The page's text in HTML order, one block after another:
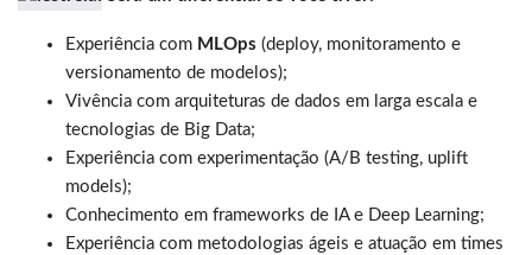
Experiência com MLOps (deploy, monitoramento e
versionamento de modelos);
Vivência com arquiteturas de dados em larga escala e
tecnologias de Big Data;
Experiência com experimentação (A/B testing, uplift
models);
Conhecimento em frameworks de IA e Deep Learning;
Experiência com metodologias ágeis e atuação em times